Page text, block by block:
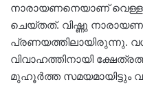
നാരായണനെയാണ്
ചെയ്ത‌ത്. വിഷ്ണു‌
പ്രണയത്തിലായിരുന്നു.
വിവാഹത്തിനായി
മുഹൂർത്ത സമയമായിട്ടും